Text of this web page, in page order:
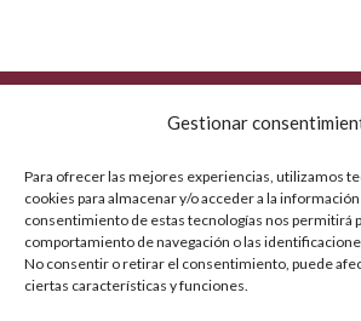
Gestionar
Para ofrecer las mejores experiencias, utilizamos
cookies para almacenar y/o acceder a la
consentimiento de estas tecnologías nos permitirá
comportamiento de navegación o las
No consentir o retirar el consentimiento, puede
ciertas características y funciones.